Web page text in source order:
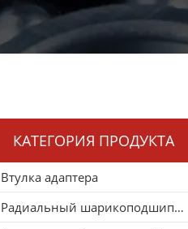
КАТЕГОРИЯ ПРОДУКТА
Втулка адаптера
Радиальный шарикоподшипник